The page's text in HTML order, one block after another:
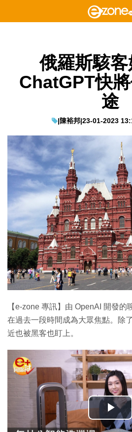
俄羅斯駭
ChatGPT快
途
|陳裕邦|23-01-2023
【e-zone 專訊】由 OpenAI 開發的
在過去一段時間成為大眾焦點。除
近也被黑客也盯上。
播